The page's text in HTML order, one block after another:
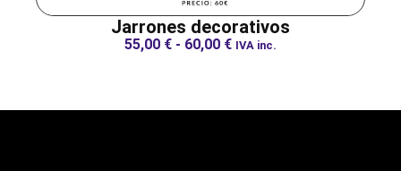
Jarrones decorativos
55,00 € - 60,00 € IVA inc.